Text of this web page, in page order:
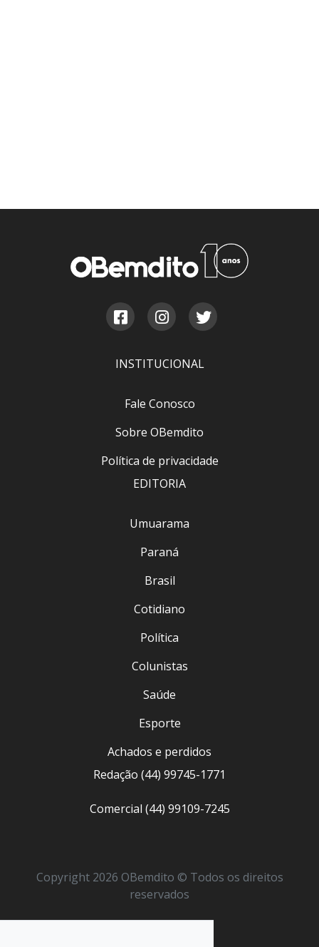
INSTITUCIONAL
Fale Conosco
Sobre OBemdito
Política de privacidade
EDITORIA
Umuarama
Paraná
Brasil
Cotidiano
Política
Colunistas
Saúde
Esporte
Achados e perdidos
Redação (44) 99745-1771
Comercial (44) 99109-7245
Copyright 2026 OBemdito © Todos os direitos
reservados